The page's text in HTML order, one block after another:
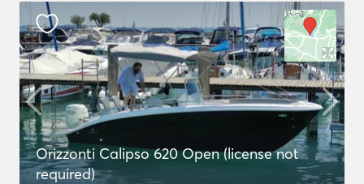
Orizzonti Calipso 620 Open (license not
required)